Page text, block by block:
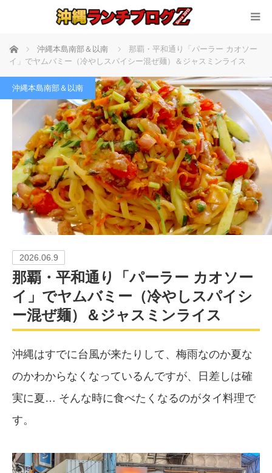
ホーム 沖縄本島南部＆以南
那覇・平和通り「パーラー カオソー
イ」でヤムバミー（冷やしスパイシー混ぜ麺）＆ジャスミンライス
沖縄本島南部＆以南
2026.06.9
那覇・平和通り「パーラー カオソー
イ」でヤムバミー（冷やしスパイシ
ー混ぜ麺）＆ジャスミンライス
沖縄はすでに台風が来たりして、梅雨なのか夏な
のかわからなくなっているんですが、日差しは確
実に夏… そんな時に食べたくなるのがタイ料理で
す。